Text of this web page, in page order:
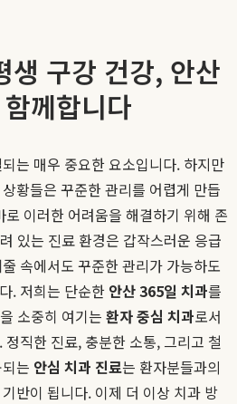
생 구강 건강, 안산
께합니다
는 매우 중요한 요소입니다. 하지만
황들은 꾸준한 관리를 어렵게 만듭
로 이러한 어려움을 해결하기 위해 존
있는 진료 환경은 갑작스러운 응급
속에서도 꾸준한 관리가 가능하도
. 저희는 단순한 안산 365일 치과를
소중히 여기는 환자 중심 치과로서
직한 진료, 충분한 소통, 그리고 철
는 안심 치과 진료는 환자분들과의
반이 됩니다. 이제 더 이상 치과 방